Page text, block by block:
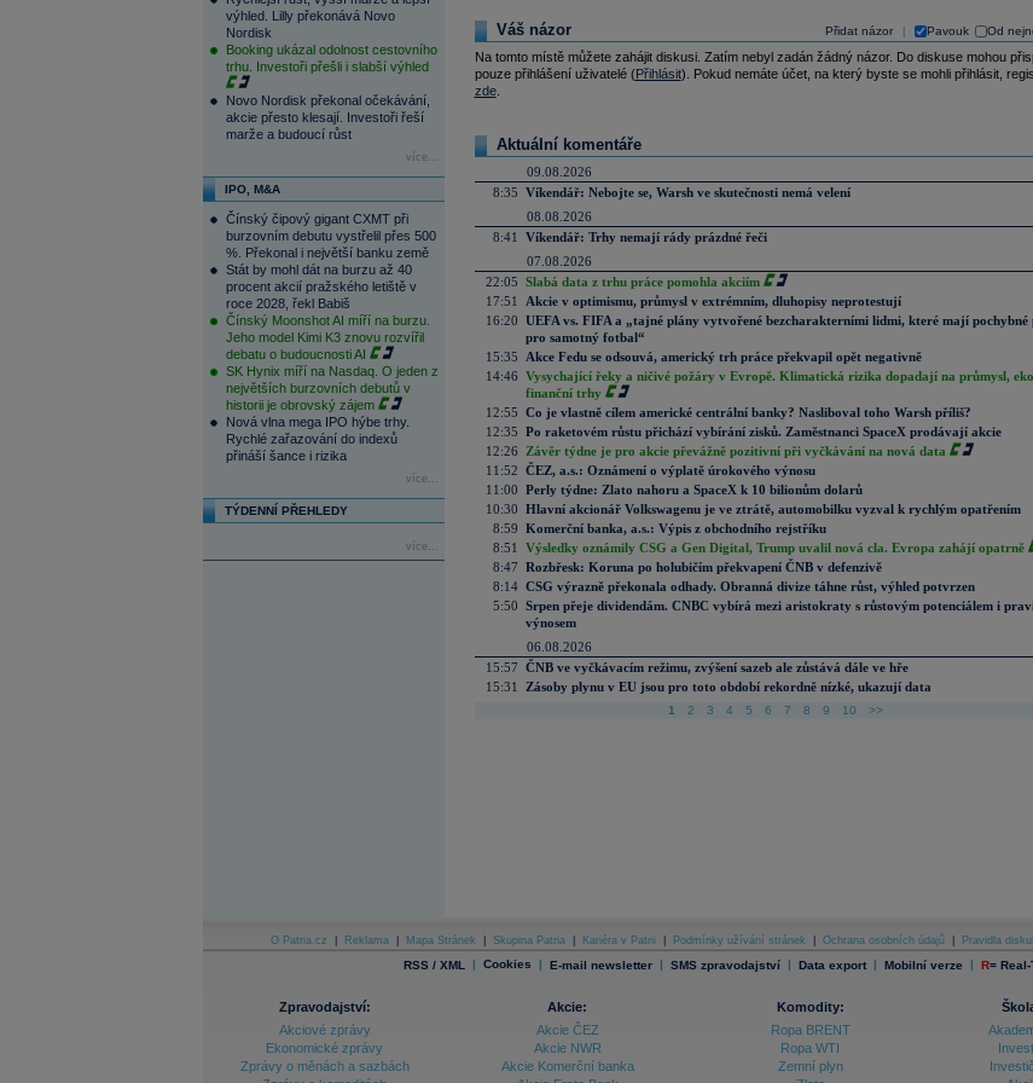
výhled. Lilly překonává Novo
Nordisk
Booking ukázal odolnost cestovního
trhu. Investoři přešli i slabší výhled
Novo Nordisk překonal očekávání,
akcie přesto klesají. Investoři řeší
marže a budoucí růst
více...
IPO, M&A
Čínský čipový gigant CXMT při
burzovním debutu vystřelil přes 500
%. Překonal i největší banku země
Stát by mohl dát na burzu až 40
procent akcií pražského letiště v
roce 2028, řekl Babiš
Čínský Moonshot AI míří na burzu.
Jeho model Kimi K3 znovu rozvířil
debatu o budoucnosti AI
SK Hynix míří na Nasdaq. O jeden z
největších burzovních debutů v
historii je obrovský zájem
Nová vlna mega IPO hýbe trhy.
Rychlé zařazování do indexů
přináší šance i rizika
více...
TÝDENNÍ PŘEHLEDY
více...
Přidat názor Pavouk Od
Váš názor
Na tomto místě můžete zahájit diskusi. Zatím nebyl zadán žádný názor. Do diskuse mohou
pouze přihlášení uživatelé (Přihlásit). Pokud nemáte účet, na který byste se mohli přihlásit,
zde.
Aktuální komentáře
09.08.2026
8:35 Víkendář: Nebojte se, Warsh ve skutečnosti nemá velení
08.08.2026
8:41
Víkendář: Trhy nemají rády prázdné řeči
07.08.2026
22:05 Slabá data z trhu práce pomohla akciím
17:51
Akcie v optimismu, průmysl v extrémním, dluhopisy neprotestují
16:20 UEFA vs. FIFA a „tajné plány vytvořené bezcharakterními lidmi, které mají pochybné
pro samotný fotbal“
15:35
Akce Fedu se odsouvá, americký trh práce překvapil opět negativně
14:46 Vysychající řeky a ničivé požáry v Evropě. Klimatická rizika dopadají na průmysl,
finanční trhy
12:55 Co je vlastně cílem americké centrální banky? Nasliboval toho Warsh příliš?
12:35 Po raketovém růstu přichází vybírání zisků. Zaměstnanci SpaceX prodávají akcie
12:26
Závěr týdne je pro akcie převážně pozitivní při vyčkávání na nová data
11:52 ČEZ, a.s.: Oznámení o výplatě úrokového výnosu
11:00 Perly týdne: Zlato nahoru a SpaceX k 10 bilionům dolarů
10:30 Hlavní akcionář Volkswagenu je ve ztrátě, automobilku vyzval k rychlým opatřením
8:59 Komerční banka, a.s.: Výpis z obchodního rejstříku
8:51
Výsledky oznámily CSG a Gen Digital, Trump uvalil nová cla. Evropa zahájí opatrně
8:47 Rozbřesk: Koruna po holubičím překvapení ČNB v defenzivě
8:14 CSG výrazně překonala odhady. Obranná divize táhne růst, výhled potvrzen
5:50 Srpen přeje dividendám. CNBC vybírá mezi aristokraty s růstovým potenciálem i
výnosem
06.08.2026
15:57 ČNB ve vyčkávacím režimu, zvýšení sazeb ale zůstává dále ve hře
15:31
Zásoby plynu v EU jsou pro toto období rekordně nízké, ukazují data
1 2 3 4 5 6 7 8 9 10 >>
O Patria.cz Reklama Mapa Stránek Skupina Patria Kariéra v Patrii Podmínky užívání stránek Ochrana osobních údajů Pravidla
RSS / XML | Cookies | E-mail newsletter | SMS zpravodajství | Data export | Mobilní verze | R= Real-
Zpravodajství:
Akciové zprávy
Ekonomické zprávy
Zprávy o měnách a sazbách
Akcie:
Akcie ČEZ
Akcie NWR
Akcie Komerční banka
Komodity:
Ropa BRENT
Ropa WTI
Zemní plyn